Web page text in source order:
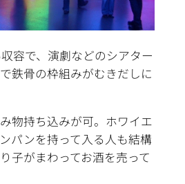
容で、演劇などのシアター
鉄骨の枠組みがむきだしに
物持ち込みが可。ホワイエ
パンを持って入る人も結構
子がまわってお酒を売って